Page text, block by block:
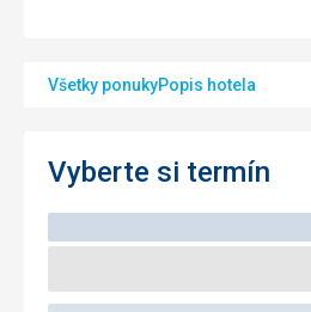
Všetky ponukyPopis hotela
Vyberte si termín